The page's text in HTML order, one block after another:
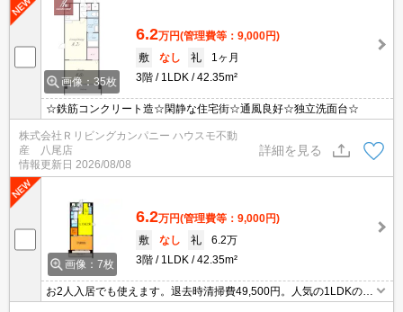
画像：35枚
6.2万円(管理費等：9,000円)
敷
なし 礼
1ヶ月
3階
1LDK 42.35m²
☆鉄筋コンクリート造☆閑静な住宅街☆通風良好☆独立洗面台☆
株式会社Ｒリビングカンパニー ハウスモ不動
産 八尾店
情報更新日 2026/08/08
詳細を見る
画像：7枚
6.2万円(管理費等：9,000円)
敷
なし 礼
6.2万
3階
1LDK 42.35m²
お2人入居でも使えます。退去時清掃費49,500円。人気の1LDKのお
部屋。LDKのレイアウトはあなた次第。閑静な住宅街。角部屋をお